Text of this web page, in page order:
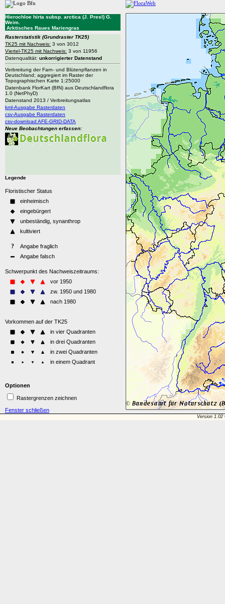
Hierochloe hirta subsp. arctica (J. Presl) G.
Weim.
Arktisches Raues Mariengras
Rasterstatistik (Grundraster TK25)
TK25 mit Nachweis: 3 von 3012
Viertel-TK25 mit Nachweis: 3 von 11956
Datenqualität: unkorrigierter Datenstand
Verbreitung der Farn- und Blütenpflanzen in
Deutschland; aggregiert im Raster der
Topographischen Karte 1:25000
Datenbank FlorKart (BfN) aus Deutschlandflora
1.0 (NetPhyD)
Datenstand 2013 / Verbreitungsatlas
kml-Ausgabe Rasterdaten
csv-Ausgabe Rasterdaten
csv-download AFE-GRID-DATA
Neue Beobachtungen erfassen:
Legende
Optionen
Rastergrenzen zeichnen
Fenster schließen
Version